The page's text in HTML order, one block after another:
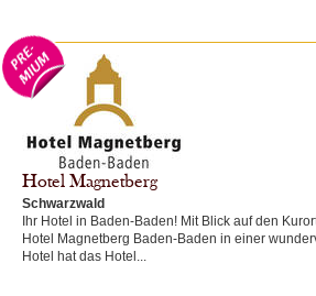
Hotel Magnetberg
Schwarzwald
Ihr Hotel in Baden-Baden! Mit Blick auf den
Hotel Magnetberg Baden-Baden in einer
Hotel hat das Hotel...